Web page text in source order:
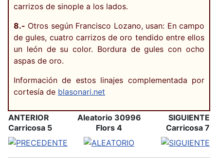
carrizos de sinople a los lados.
8.- Otros según Francisco Lozano, usan: En campo
de gules, cuatro carrizos de oro tendido entre ellos
un león de su color. Bordura de gules con ocho
aspas de oro.
Información de estos linajes complementada por
cortesía de blasonari.net
ANTERIOR
Carricosa 5
Aleatorio 30996
Flors 4
SIGUIENTE
Carricosa 7